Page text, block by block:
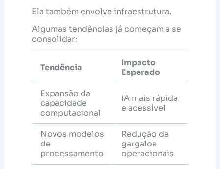
Ela também envolve infraestrutura.
Algumas tendências já começam a se
consolidar:
Tendência
Impacto
Esperado
Expansão da
capacidade
computacional
IA mais rápida
e acessível
Novos modelos
de
processamento
Redução de
gargalos
operacionais